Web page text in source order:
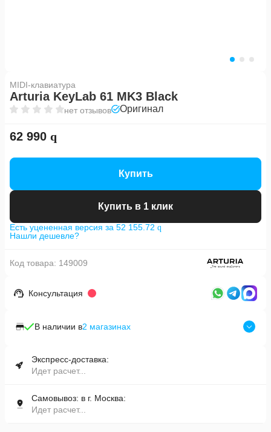
MIDI-клавиатура
Arturia KeyLab 61 MK3 Black
нет отзывов Оригинал
62 990
Купить
Купить в 1 клик
Есть уцененная версия за 52 155.72
Нашли дешевле?
Код товара: 149009
Консультация
В наличии в2 магазинах
Экспресс-доставка:
Идет расчет...
Самовывоз: в г. Москва:
Идет расчет...